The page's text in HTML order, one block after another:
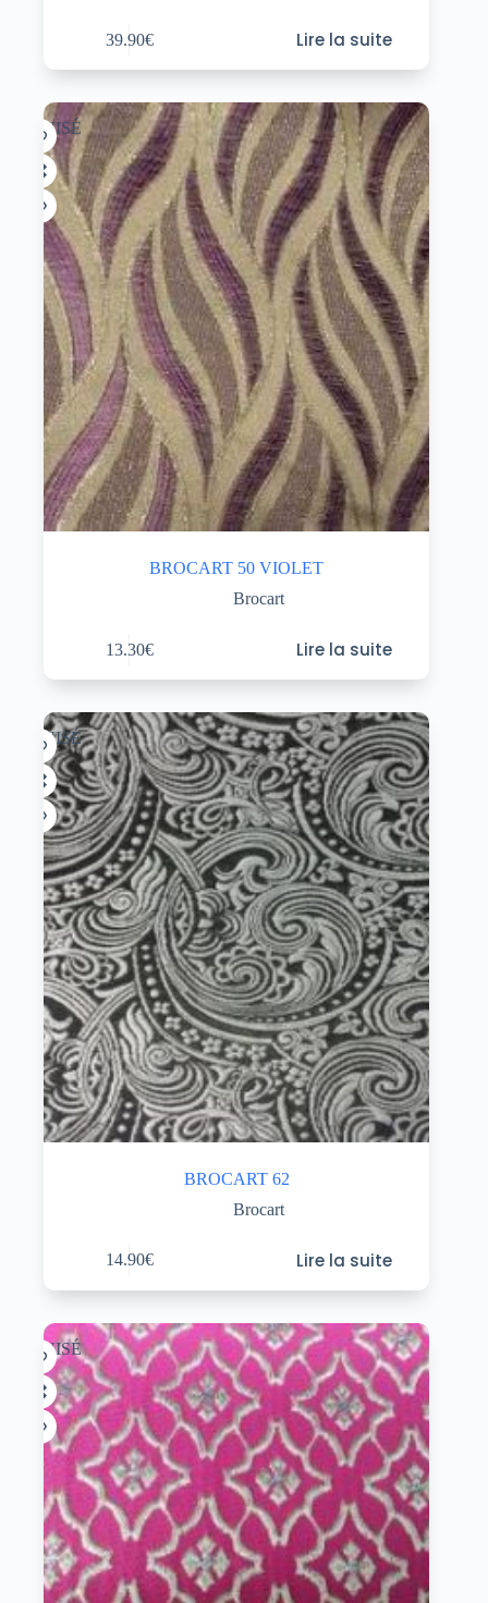
39.90€ Lire la suite
ÉPUISÉ
BROCART 50 VIOLET
Brocart
13.30€ Lire la suite
ÉPUISÉ
BROCART 62
Brocart
14.90€ Lire la suite
ÉPUISÉ